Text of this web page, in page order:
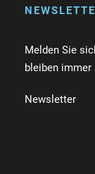
Melden Sie
bleiben immer
Newsletter